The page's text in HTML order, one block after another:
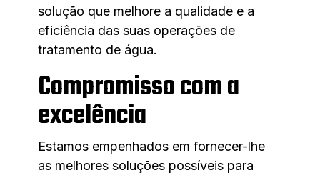
solução que melhore a qualidade e a
eficiência das suas operações de
tratamento de água.
Compromisso com a
excelência
Estamos empenhados em fornecer-lhe
as melhores soluções possíveis para